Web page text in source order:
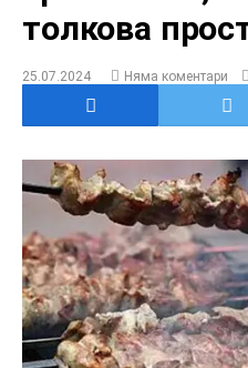
толкова
25.07.2024 Няма коментари